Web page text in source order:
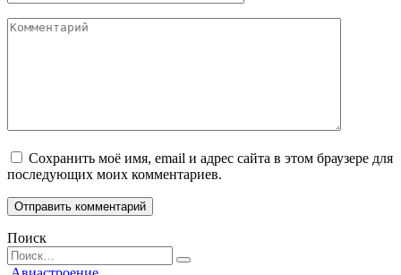
Комментарий
Сохранить моё имя, email и адрес сайта в этом браузере для
последующих моих комментариев.
Поиск
Search
for: